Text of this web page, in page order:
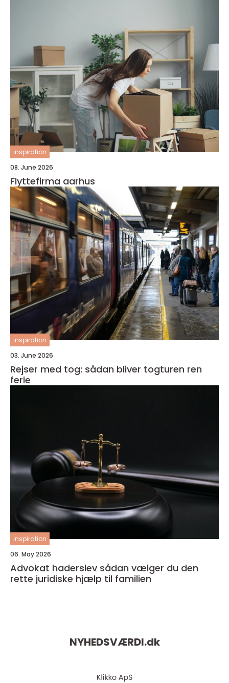
inspiration
08. June 2026
Flyttefirma aarhus
inspiration
03. June 2026
Rejser med tog: sådan bliver togturen ren
ferie
inspiration
06. May 2026
Advokat haderslev sådan vælger du den
rette juridiske hjælp til familien
NYHEDSVÆRDI.dk